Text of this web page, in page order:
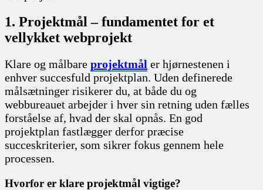
1. Projektmål – fundamentet for et
vellykket webprojekt
Klare og målbare projektmål er hjørnestenen i
enhver succesfuld projektplan. Uden definerede
målsætninger risikerer du, at både du og
webbureauet arbejder i hver sin retning uden fælles
forståelse af, hvad der skal opnås. En god
projektplan fastlægger derfor præcise
succeskriterier, som sikrer fokus gennem hele
processen.
Hvorfor er klare projektmål vigtige?